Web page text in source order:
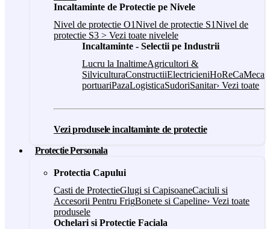
Incaltaminte de Protectie pe Nivele
Nivel de protectie O1Nivel de protectie S1Nivel de
protectie S3 > Vezi toate nivelele
Incaltaminte - Selectii pe Industrii
Lucru la InaltimeAgricultori &
SilviculturaConstructiiElectricieniHoReCa
portuariPazaLogisticaSudoriSanitar› Vezi toate
Vezi produsele incaltaminte de protectie
Protectie Personala
Protectia Capului
Casti de ProtectieGlugi si CapisoaneCaciuli si
Accesorii Pentru FrigBonete si Capeline› Vezi toate
produsele
Ochelari si Protectie Faciala